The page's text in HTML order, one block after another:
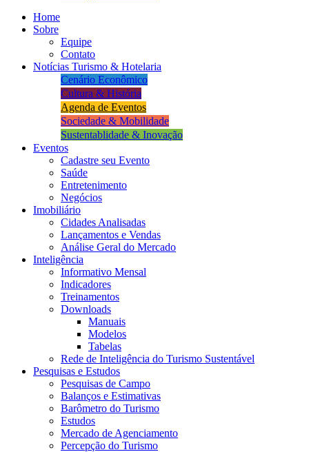
Home
Sobre
Equipe
Contato
Notícias Turismo & Hotelaria
Cenário Econômico
Cultura & História
Agenda de Eventos
Sociedade & Mobilidade
Sustentablidade & Inovação
Eventos
Cadastre seu Evento
Saúde
Entretenimento
Negócios
Imobiliário
Cidades Analisadas
Lançamentos e Vendas
Análise Geral do Mercado
Inteligência
Informativo Mensal​
Indicadores
Treinamentos
Downloads
Manuais
Modelos
Tabelas
Rede de Inteligência do Turismo Sustentável
Pesquisas e Estudos
Pesquisas de Campo
Balanços e Estimativas
Barômetro do Turismo
Estudos
Mercado de Agenciamento
Percepção do Turismo